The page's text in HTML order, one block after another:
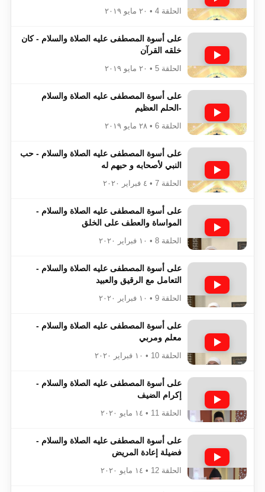
الحلقة 4 • ٢٠ مايو ٢٠١٩
على أسوة المصطفى عليه الصلاة والسلام - كان
خلقه القرآن
الحلقة 5 • ٢٠ مايو ٢٠١٩
على أسوة المصطفى عليه الصلاة والسلام
-الحلم العظيم
الحلقة 6 • ٢٨ مايو ٢٠١٩
على أسوة المصطفى عليه الصلاة والسلام - حب
النبي لأصحابه و حبهم له
الحلقة 7 • ٤ فبراير ٢٠٢٠
على أسوة المصطفى عليه الصلاة والسلام -
المواساة والعطف على الخلق
الحلقة 8 • ١٠ فبراير ٢٠٢٠
على أسوة المصطفى عليه الصلاة والسلام -
التعامل مع الرقيق والعبيد
الحلقة 9 • ١٠ فبراير ٢٠٢٠
على أسوة المصطفى عليه الصلاة والسلام -
معلم ومربي
الحلقة 10 • ١٠ فبراير ٢٠٢٠
على أسوة المصطفى عليه الصلاة والسلام -
إكرام الضيف
الحلقة 11 • ١٤ مايو ٢٠٢٠
على أسوة المصطفى عليه الصلاة والسلام -
فضيلة إعادة المريض
الحلقة 12 • ١٤ مايو ٢٠٢٠